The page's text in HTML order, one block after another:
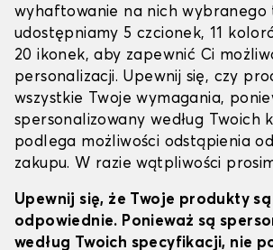
wyhaftowanie na nich wybranego
udostępniamy 5 czcionek, 11
20 ikonek, aby zapewnić Ci
personalizacji. Upewnij się, czy
wszystkie Twoje wymagania,
spersonalizowany według Twoich
podlega możliwości odstąpienia
zakupu. W razie wątpliwości
Upewnij się, że Twoje produkty
odpowiednie. Ponieważ są
według Twoich specyfikacji, nie